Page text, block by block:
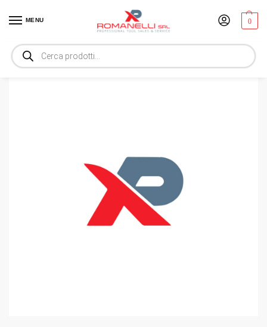
MENU 0
Home / Utensili / UNITA’ SCS 415 230VOLT